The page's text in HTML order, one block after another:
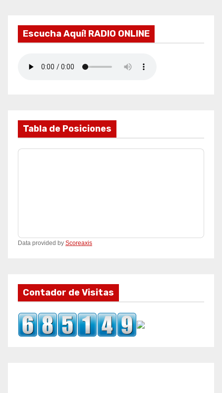
Escucha Aquí! RADIO ONLINE
Tabla de Posiciones
Data provided by Scoreaxis
Contador de Visitas